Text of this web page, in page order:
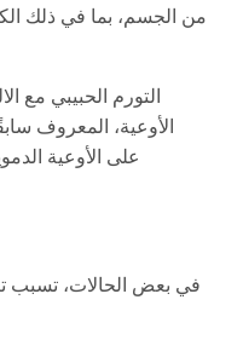
من الجسم، بما في ذلك
التورم الحبيبي مع
الأوعية، المعروف
على الأوعية
في بعض الحالات، تسبب